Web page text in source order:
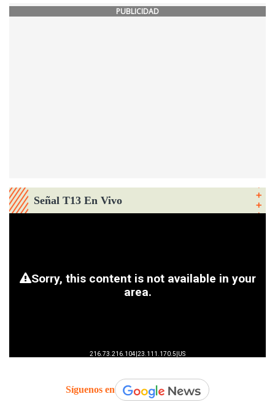
PUBLICIDAD
Señal T13 En Vivo
Síguenos en